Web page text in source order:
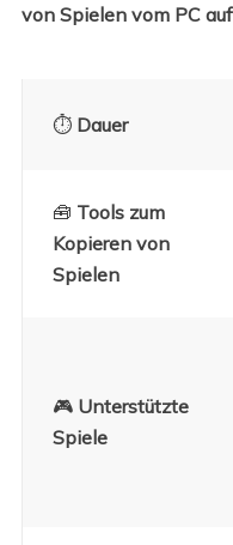
von Spielen vom PC
⏱️ Dauer
🧰 Tools zum
Kopieren von
Spielen
🎮 Unterstützte
Spiele